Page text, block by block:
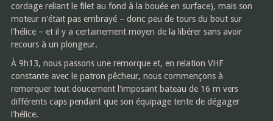
cordage reliant le filet au fond à la bouée en surface), mais son
moteur n'était pas embrayé – donc peu de tours du bout sur
l'hélice – et il y a certainement moyen de la libérer sans avoir
recours à un plongeur.
À 9h13, nous passons une remorque et, en relation VHF
constante avec le patron pêcheur, nous commençons à
remorquer tout doucement l'imposant bateau de 16 m vers
différents caps pendant que son équipage tente de dégager
l'hélice.